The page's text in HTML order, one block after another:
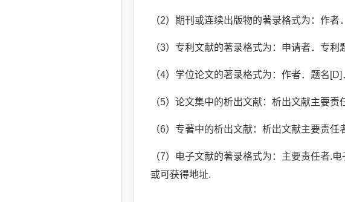
（2）期刊或连续出版物的著录格式为：作
（3）专利文献的著录格式为：申请者．专
（4）学位论文的著录格式为：作者．题名
（5）论文集中的析出文献：析出文献主要
（6）专著中的析出文献：析出文献主要责
（7）电子文献的著录格式为：主要责任者.
或可获得地址.